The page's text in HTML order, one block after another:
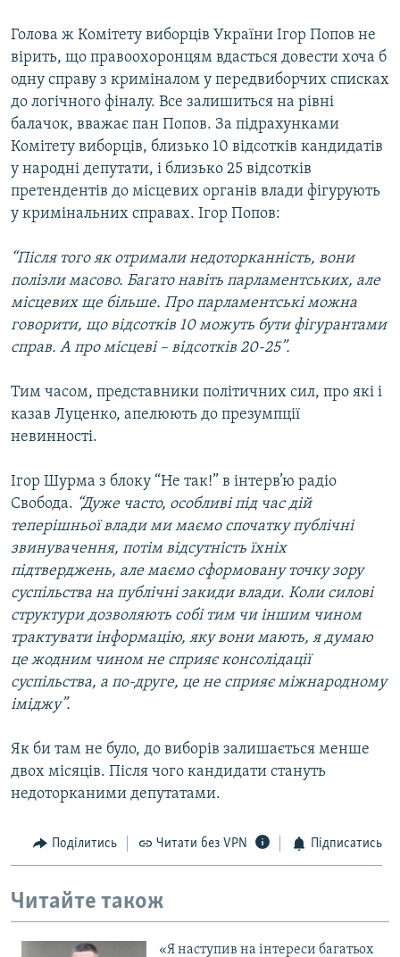
Голова ж Комітету виборців України Ігор Попов не
вірить, що правоохоронцям вдасться довести хоча б
одну справу з криміналом у передвиборчих списках
до логічного фіналу. Все залишиться на рівні
балачок, вважає пан Попов. За підрахунками
Комітету виборців, близько 10 відсотків кандидатів
у народні депутати, і близько 25 відсотків
претендентів до місцевих органів влади фігурують
у кримінальних справах. Ігор Попов:
“Після того як отримали недоторканність, вони
полізли масово. Багато навіть парламентських, але
місцевих ще більше. Про парламентські можна
говорити, що відсотків 10 можуть бути фігурантами
справ. А про місцеві – відсотків 20-25”.
Тим часом, представники політичних сил, про які і
казав Луценко, апелюють до презумпції
невинності.
Ігор Шурма з блоку “Не так!” в інтерв’ю радіо
Свобода. “Дуже часто, особливі під час дій
теперішньої влади ми маємо спочатку публічні
звинувачення, потім відсутність їхніх
підтверджень, але маємо сформовану точку зору
суспільства на публічні закиди влади. Коли силові
структури дозволяють собі тим чи іншим чином
трактувати інформацію, яку вони мають, я думаю
це жодним чином не сприяє консолідації
суспільства, а по-друге, це не сприяє міжнародному
іміджу”.
Як би там не було, до виборів залишається менше
двох місяців. Після чого кандидати стануть
недоторканими депутатами.
Поділитись Читати без VPN Підписатись
Читайте також
«Я наступив на інтереси багатьох